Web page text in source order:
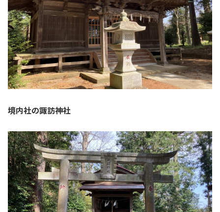
境内社の諏訪神社